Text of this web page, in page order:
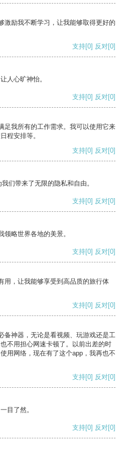
激励我不断学习，让我能够取得更好的
支持[0] 反对[0]
人心旷神怡。
支持[0] 反对[0]
足我所有的工作需求。我可以使用它来
程安排等。
支持[0] 反对[0]
们带来了无限的隐私和自由。
支持[0] 反对[0]
略世界各地的美景。
支持[0] 反对[0]
用，让我能够享受到高品质的旅行体
支持[0] 反对[0]
备神器，无论是看视频、玩游戏还是工
不用担心网速卡顿了。以前出差的时
用网络，现在有了这个app，我再也不
支持[0] 反对[0]
目了然。
支持[0] 反对[0]